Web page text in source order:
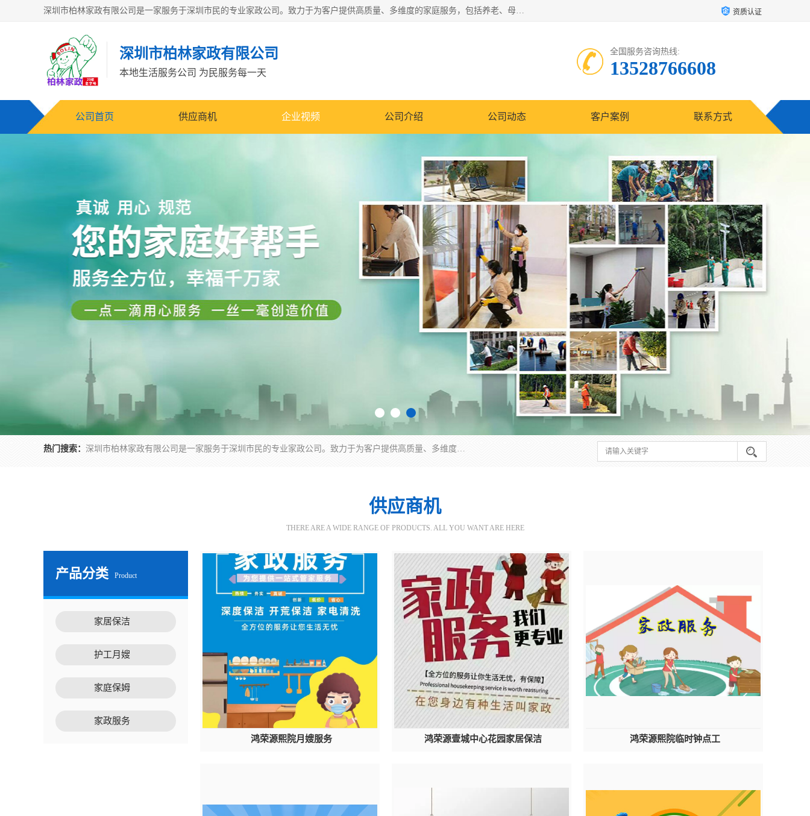
深圳市柏林家政有限公司是一家服务于深圳市民的专业家政公司。致力于为客户提供高质量、多维度的家庭服务，包括养老、母婴、月嫂育婴早教、康复理疗、家电清洗和保洁等方面的专业服务。 资质认证
深圳市柏林家政有限公司
本地生活服务公司 为民服务每一天
全国服务咨询热线:
13528766608
公司首页 供应商机 企业视频 公司介绍 公司动态 客户案例 联系方式
热门搜索： 深圳市柏林家政有限公司是一家服务于深圳市民的专业家政公司。致力于为客户提供高质量、多维度的家庭服务，包括养老、母婴、月嫂育婴早教、康复理疗、家电清洗和保洁等方面的专业服务。
供应商机
THERE ARE A WIDE RANGE OF PRODUCTS. ALL YOU WANT ARE HERE
产品分类 Product
家居保洁
护工月嫂
家庭保姆
家政服务
鸿荣源熙院月嫂服务
鸿荣源壹城中心花园家居保洁 鸿荣源熙院临时钟点工